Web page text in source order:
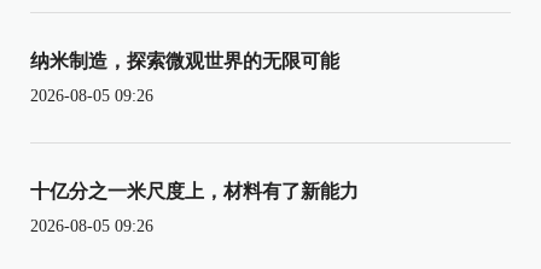
纳米制造，探索微观世界的无限可能
2026-08-05 09:26
十亿分之一米尺度上，材料有了新能力
2026-08-05 09:26